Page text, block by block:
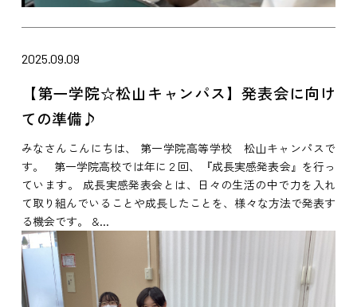
2025.09.09
【第一学院☆松山キャンパス】発表会に向け
ての準備♪
みなさんこんにちは、 第一学院高等学校 松山キャンパスで
す。 第一学院高校では年に２回、『成長実感発表会』を行っ
ています。 成長実感発表会とは、日々の生活の中で力を入れ
て取り組んでいることや成長したことを、様々な方法で発表す
る機会です。 &...